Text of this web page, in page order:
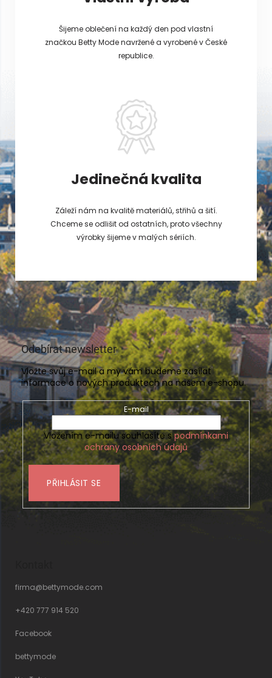
Šijeme oblečení na každý den pod vlastní
značkou Betty Mode navržené a vyrobené v České
republice.
Jedinečná kvalita
Záleží nám na kvalitě materiálů, střihů a šití.
Chceme se odlišit od ostatních, proto všechny
výrobky šijeme v malých sériích.
Odebírat newsletter
Vložte svůj e-mail a my vám budeme zasílat
informace o nových produktech na našem e-shopu.
E-mail
Vložením e-mailu souhlasíte spodmínkami
ochrany osobních údajů
PŘIHLÁSIT SE
firma@bettymode.com
+420 777 914 520
Facebook
bettymode